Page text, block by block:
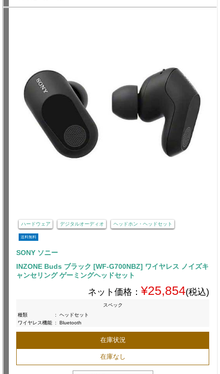
ハードウェア デジタルオーディオ ヘッドホン・ヘッドセット
送料無料
SONY ソニー
INZONE Buds ブラック [WF-G700NBZ] ワイヤレス ノイズキ
ャンセリング ゲーミングヘッドセット
ネット価格： ¥25,854(税込)
スペック
種類
:
ヘッドセット
ワイヤレス機能 : Bluetooth
在庫状況
在庫なし